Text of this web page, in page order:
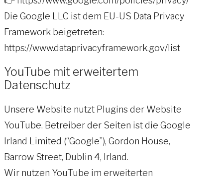
Die Google LLC ist dem EU-US Data Privacy
Framework beigetreten:
https://www.dataprivacyframework.gov/list
YouTube mit erweitertem
Datenschutz
Unsere Website nutzt Plugins der Website
YouTube. Betreiber der Seiten ist die Google
Irland Limited (“Google”), Gordon House,
Barrow Street, Dublin 4, Irland.
Wir nutzen YouTube im erweiterten